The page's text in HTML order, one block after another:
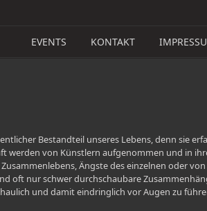
EVENTS KONTAKT
Bestandteil unseres Lebens, denn sie
werden von Künstlern aufgenommen und in
Ängste des einzelnen oder
oft nur schwer durchschaubare
und damit eindringlich vor Augen zu